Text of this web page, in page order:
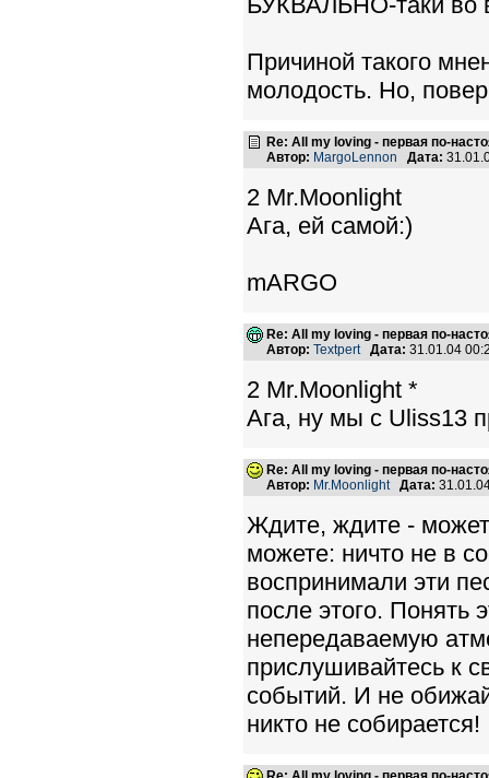
Причиной такого
молодость. Но,
Re: All my loving - первая по-
Автор: MargoLennon Дата:
2 Mr.Moonlight
Ага, ей самой:)
mARGO
Re: All my loving - первая по-
Автор: Textpert Дата: 31.01.04
2 Mr.Moonlight *
Ага, ну мы с Uliss13
Re: All my loving - первая по-
Автор: Mr.Moonlight Дата:
Ждите, ждите -
можете: ничто не в
воспринимали эти
после этого. Понять
непередаваемую
прислушивайтесь к
событий. И не
никто не собирается!